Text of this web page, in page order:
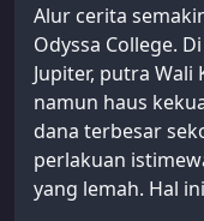
Alur cerita
Odyssa College.
Jupiter, putra Wali
namun haus
dana terbesar
perlakuan
yang lemah. Hal